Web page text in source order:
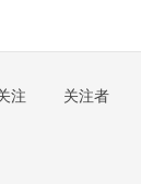
注 关注者